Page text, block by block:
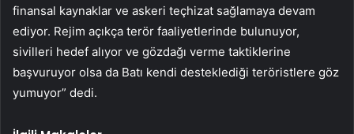
finansal kaynaklar ve askeri teçhizat sağlamaya devam
ediyor. Rejim açıkça terör faaliyetlerinde bulunuyor,
sivilleri hedef alıyor ve gözdağı verme taktiklerine
başvuruyor olsa da Batı kendi desteklediği teröristlere göz
yumuyor” dedi.